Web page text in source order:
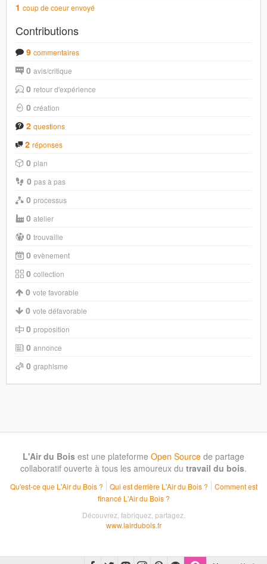
1 coup de coeur envoyé
Contributions
9 commentaires
0 avis/critique
0 retour d'expérience
0 création
2 questions
2 réponses
0 plan
0 pas à pas
0 processus
0 atelier
0 trouvaille
0 evènement
0 collection
0 vote favorable
0 vote défavorable
0 proposition
0 annonce
0 graphisme
L'Air du Bois est une plateforme Open Source de partage
collaboratif ouverte à tous les amoureux du travail du bois.
Qu'est-ce que L'Air du Bois ? Qui est derrière L'Air du Bois ?
Comment est
financé L'Air du Bois ?
Découvrez, fabriquez, partagez.
www.lairdubois.fr